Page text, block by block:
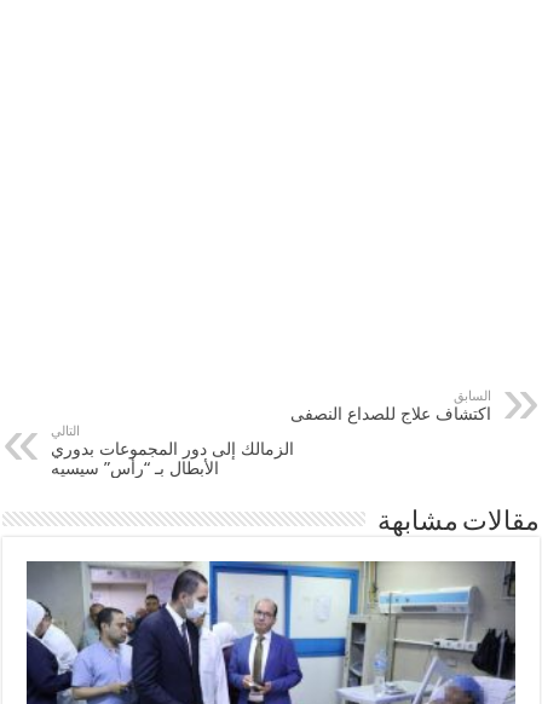
السابق
اكتشاف علاج للصداع النصفى
التالي
الزمالك إلى دور المجموعات بدوري
الأبطال بـ “رأس” سيسيه
مقالات مشابهة